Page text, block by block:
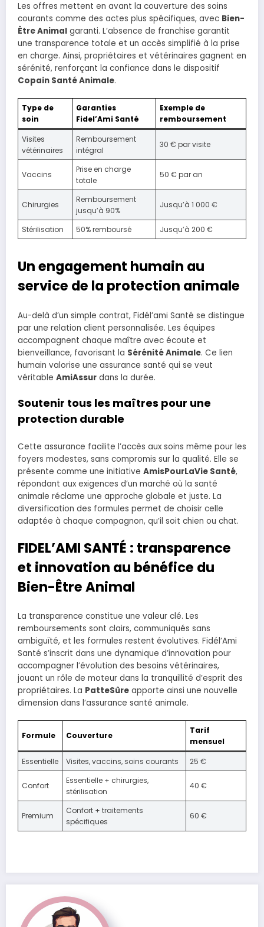
Les offres mettent en avant la couverture des soins
courants comme des actes plus spécifiques, avec Bien-
Être Animal garanti. L’absence de franchise garantit
une transparence totale et un accès simplifié à la prise
en charge. Ainsi, propriétaires et vétérinaires gagnent en
sérénité, renforçant la confiance dans le dispositif
Copain Santé Animale.
Type de
soin
Garanties
Fidel’Ami Santé
Exemple de
remboursement
Visites
vétérinaires
Remboursement
intégral
30 € par visite
Vaccins
Prise en charge
totale
50 € par an
Chirurgies
Remboursement
jusqu’à 90%
Jusqu’à 1 000 €
Stérilisation 50% remboursé Jusqu’à 200 €
Un engagement humain au
service de la protection animale
Au-delà d’un simple contrat, Fidél’ami Santé se distingue
par une relation client personnalisée. Les équipes
accompagnent chaque maître avec écoute et
bienveillance, favorisant la Sérénité Animale. Ce lien
humain valorise une assurance santé qui se veut
véritable AmiAssur dans la durée.
Soutenir tous les maîtres pour une
protection durable
Cette assurance facilite l’accès aux soins même pour les
foyers modestes, sans compromis sur la qualité. Elle se
présente comme une initiative AmisPourLaVie Santé,
répondant aux exigences d’un marché où la santé
animale réclame une approche globale et juste. La
diversification des formules permet de choisir celle
adaptée à chaque compagnon, qu’il soit chien ou chat.
FIDEL’AMI SANTÉ : transparence
et innovation au bénéfice du
Bien-Être Animal
La transparence constitue une valeur clé. Les
remboursements sont clairs, communiqués sans
ambiguïté, et les formules restent évolutives. Fidél’Ami
Santé s’inscrit dans une dynamique d’innovation pour
accompagner l’évolution des besoins vétérinaires,
jouant un rôle de moteur dans la tranquillité d’esprit des
propriétaires. La PatteSûre apporte ainsi une nouvelle
dimension dans l’assurance santé animale.
Formule Couverture
Tarif
mensuel
Essentielle
Visites, vaccins, soins courants 25 €
Confort
Essentielle + chirurgies,
stérilisation
40 €
Premium
Confort + traitements
spécifiques
60 €